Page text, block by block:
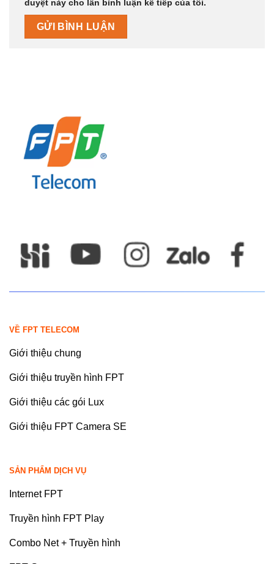
duyệt này cho lần bình luận kế tiếp của tôi.
VỀ FPT TELECOM
Giới thiệu chung
Giới thiệu truyền hình FPT
Giới thiệu các gói Lux
Giới thiệu FPT Camera SE
SẢN PHẨM DỊCH VỤ
Internet FPT
Truyền hình FPT Play
Combo Net + Truyền hình